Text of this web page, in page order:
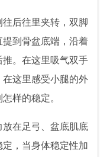
后往里夹转，双脚
到骨盆底端，沿着
。在这里吸气双手
这里感受小腿的外
样的稳定。
在足弓、盆底肌底
，当身体稳定性加